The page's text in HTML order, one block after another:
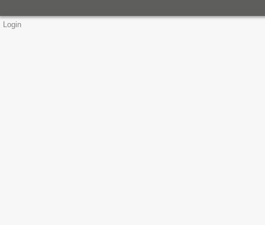
Login